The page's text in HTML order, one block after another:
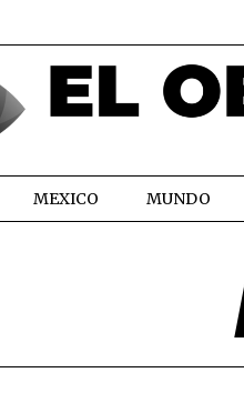
MEXICO MUNDO